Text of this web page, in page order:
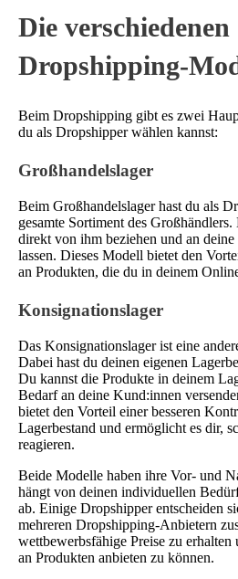
Die verschiedenen
Dropshipping-
Beim Dropshipping gibt es zwei
du als Dropshipper wählen kannst:
Großhandelslager
Beim Großhandelslager hast du als
gesamte Sortiment des
direkt von ihm beziehen und an
lassen. Dieses Modell bietet den
an Produkten, die du in deinem
Konsignationslager
Das Konsignationslager ist eine
Dabei hast du deinen eigenen
Du kannst die Produkte in deinem
Bedarf an deine Kund:innen
bietet den Vorteil einer besseren
Lagerbestand und ermöglicht es dir,
reagieren.
Beide Modelle haben ihre Vor- und
hängt von deinen individuellen
ab. Einige Dropshipper entscheiden
mehreren Dropshipping-Anbietern
wettbewerbsfähige Preise zu
an Produkten anbieten zu können.